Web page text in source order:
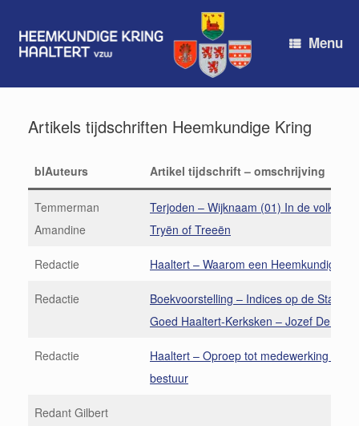
inhoud
Menu
Artikels tijdschriften Heemkundige Kring
blAuteurs Artikel tijdschrift – omschrijving
Temmerman
Amandine
Terjoden – Wijknaam (01) In de
Tryën of Treeën
Redactie Haaltert – Waarom een Heemkundige
Redactie
Boekvoorstelling – Indices op de Staten
Goed Haaltert-Kerksken – Jozef De
Redactie
Haaltert – Oproep tot medewerking door
bestuur
Redant Gilbert